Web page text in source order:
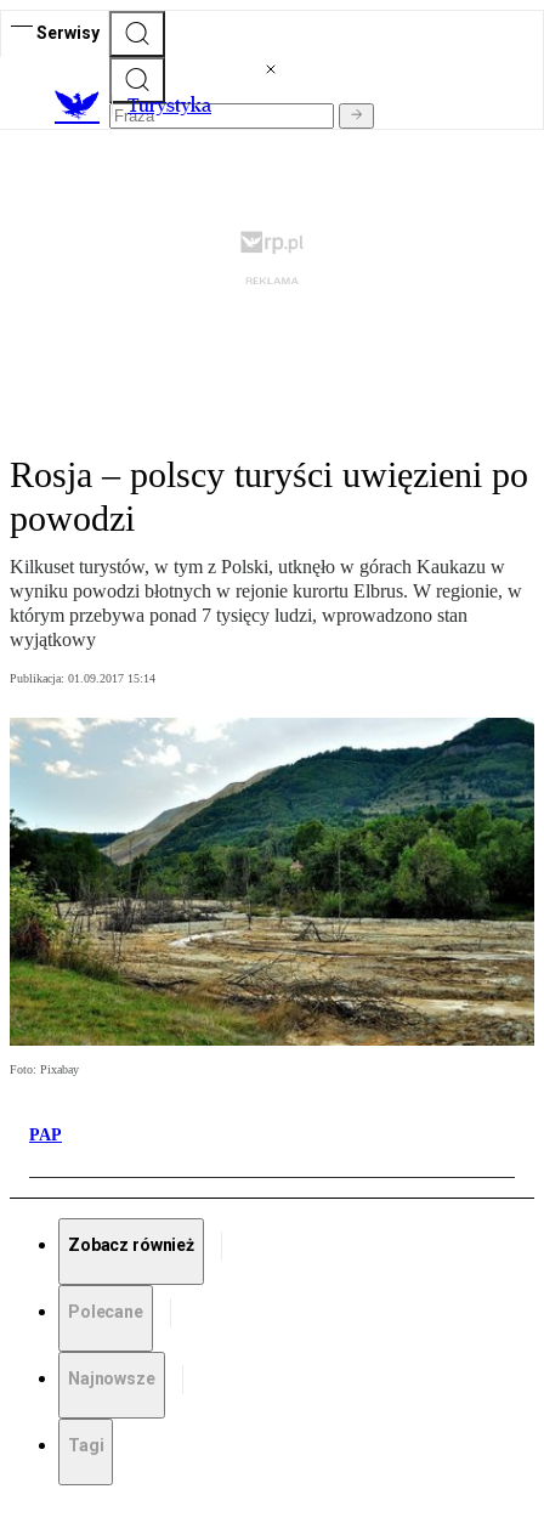
Serwisy
Turystyka
Rosja – polscy turyści uwięzieni po
powodzi
Kilkuset turystów, w tym z Polski, utknęło w górach Kaukazu w
wyniku powodzi błotnych w rejonie kurortu Elbrus. W regionie, w
którym przebywa ponad 7 tysięcy ludzi, wprowadzono stan
wyjątkowy
Publikacja: 01.09.2017 15:14
Foto: Pixabay
PAP
Zobacz również
Polecane
Najnowsze
Tagi